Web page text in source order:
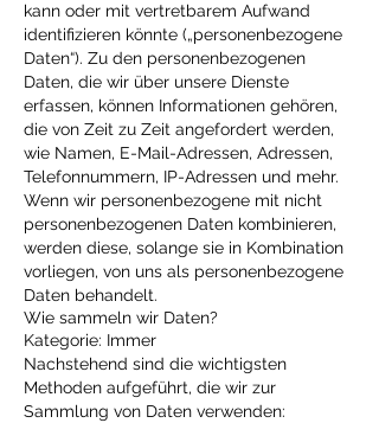
kann oder mit vertretbarem Aufwand
identifizieren könnte („personenbezogene
Daten“). Zu den personenbezogenen
Daten, die wir über unsere Dienste
erfassen, können Informationen gehören,
die von Zeit zu Zeit angefordert werden,
wie Namen, E-Mail-Adressen, Adressen,
Telefonnummern, IP-Adressen und mehr.
Wenn wir personenbezogene mit nicht
personenbezogenen Daten kombinieren,
werden diese, solange sie in Kombination
vorliegen, von uns als personenbezogene
Daten behandelt.
Wie sammeln wir Daten?
Kategorie: Immer
Nachstehend sind die wichtigsten
Methoden aufgeführt, die wir zur
Sammlung von Daten verwenden: